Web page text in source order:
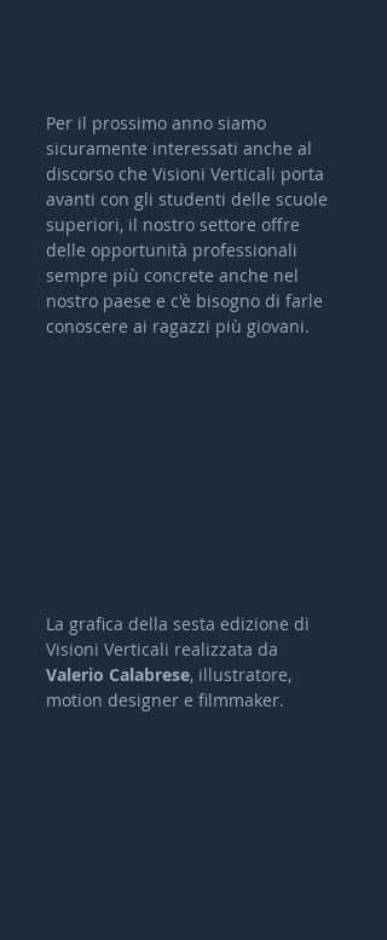
Per il prossimo anno siamo
sicuramente interessati anche al
discorso che Visioni Verticali porta
avanti con gli studenti delle scuole
superiori, il nostro settore offre
delle opportunità professionali
sempre più concrete anche nel
nostro paese e c'è bisogno di farle
conoscere ai ragazzi più giovani.
La grafica della sesta edizione di
Visioni Verticali realizzata da
Valerio Calabrese, illustratore,
motion designer e filmmaker.